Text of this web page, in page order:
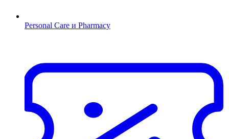
Personal Care и Pharmacy